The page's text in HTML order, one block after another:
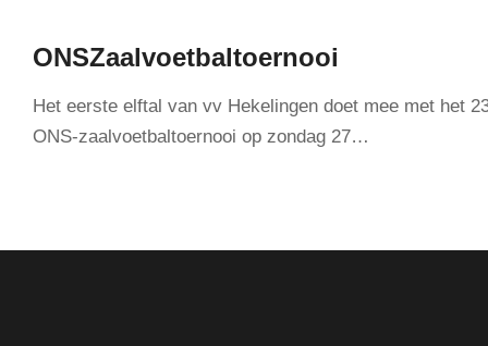
ONSZaalvoetbaltoernooi
Het eerste elftal van vv Hekelingen doet mee met het
ONS-zaalvoetbaltoernooi op zondag 27…